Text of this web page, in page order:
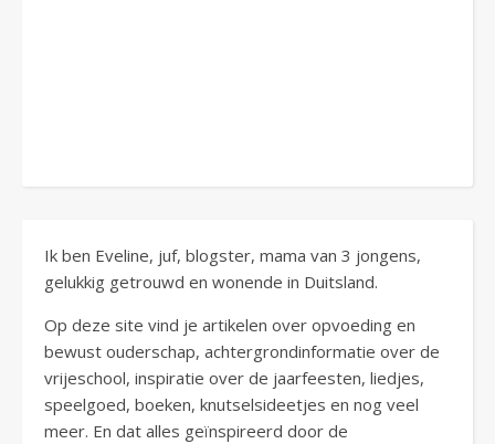
Ik ben Eveline, juf, blogster, mama van 3 jongens,
gelukkig getrouwd en wonende in Duitsland.
Op deze site vind je artikelen over opvoeding en
bewust ouderschap, achtergrondinformatie over de
vrijeschool, inspiratie over de jaarfeesten, liedjes,
speelgoed, boeken, knutselsideetjes en nog veel
meer. En dat alles geïnspireerd door de